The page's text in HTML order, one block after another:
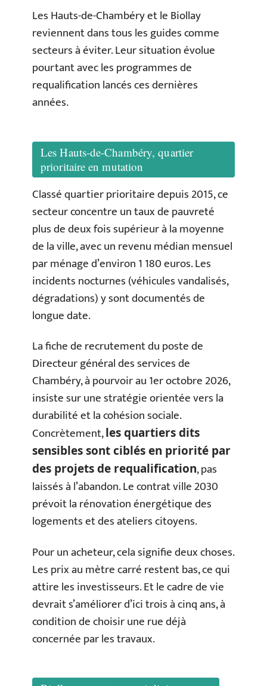
Les Hauts-de-Chambéry et le Biollay
reviennent dans tous les guides comme
secteurs à éviter. Leur situation évolue
pourtant avec les programmes de
requalification lancés ces dernières
années.
Les Hauts-de-Chambéry, quartier
prioritaire en mutation
Classé quartier prioritaire depuis 2015, ce
secteur concentre un taux de pauvreté
plus de deux fois supérieur à la moyenne
de la ville, avec un revenu médian mensuel
par ménage d’environ 1 180 euros. Les
incidents nocturnes (véhicules vandalisés,
dégradations) y sont documentés de
longue date.
La fiche de recrutement du poste de
Directeur général des services de
Chambéry, à pourvoir au 1er octobre 2026,
insiste sur une stratégie orientée vers la
durabilité et la cohésion sociale.
Concrètement,les quartiers dits
sensibles sont ciblés en priorité par
des projets de requalification, pas
laissés à l’abandon. Le contrat ville 2030
prévoit la rénovation énergétique des
logements et des ateliers citoyens.
Pour un acheteur, cela signifie deux choses.
Les prix au mètre carré restent bas, ce qui
attire les investisseurs. Et le cadre de vie
devrait s’améliorer d’ici trois à cinq ans, à
condition de choisir une rue déjà
concernée par les travaux.